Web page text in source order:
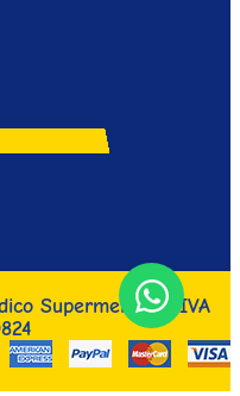
Supermercati P.IVA